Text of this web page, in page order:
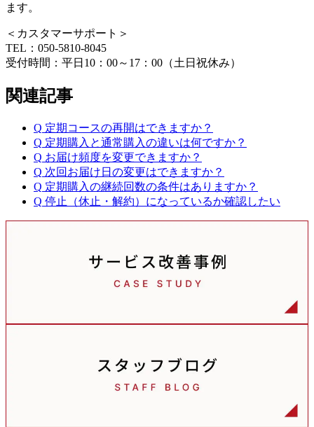
ます。
＜カスタマーサポート＞
TEL：050-5810-8045
受付時間：平日10：00～17：00（土日祝休み）
関連記事
Q 定期コースの再開はできますか？
Q 定期購入と通常購入の違いは何ですか？
Q お届け頻度を変更できますか？
Q 次回お届け日の変更はできますか？
Q 定期購入の継続回数の条件はありますか？
Q 停止（休止・解約）になっているか確認したい